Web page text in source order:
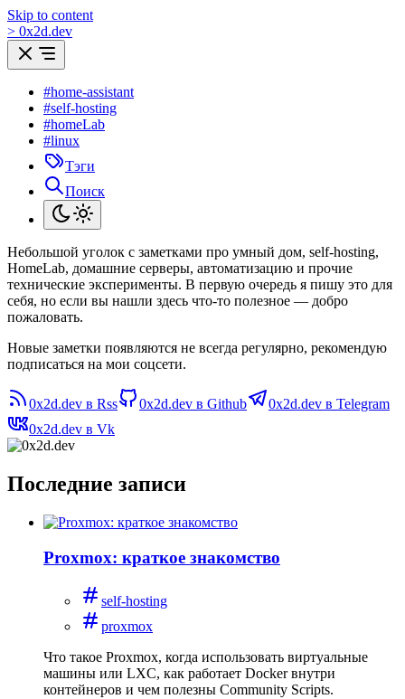
Skip to content
> 0x2d.dev
#home-assistant
#self-hosting
#homeLab
#linux
Тэги
Поиск
Небольшой уголок с заметками про умный дом, self-hosting,
HomeLab, домашние серверы, автоматизацию и прочие
технические эксперименты. В первую очередь я пишу это для
себя, но если вы нашли здесь что-то полезное — добро
пожаловать.
Новые заметки появляются не всегда регулярно, рекомендую
подписаться на мои соцсети.
0x2d.dev в Rss 0x2d.dev в Github
0x2d.dev в Telegram
0x2d.dev в Vk
Последние записи
Proxmox: краткое знакомство
self-hosting
proxmox
Что такое Proxmox, когда использовать виртуальные
машины или LXC, как работает Docker внутри
контейнеров и чем полезны Community Scripts.